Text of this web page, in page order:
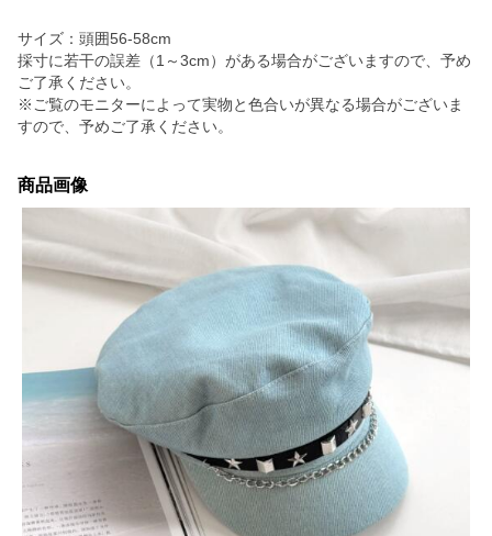
サイズ：頭囲56-58cm
採寸に若干の誤差（1～3cm）がある場合がございますので、予め
ご了承ください。
※ご覧のモニターによって実物と色合いが異なる場合がございま
すので、予めご了承ください。
商品画像